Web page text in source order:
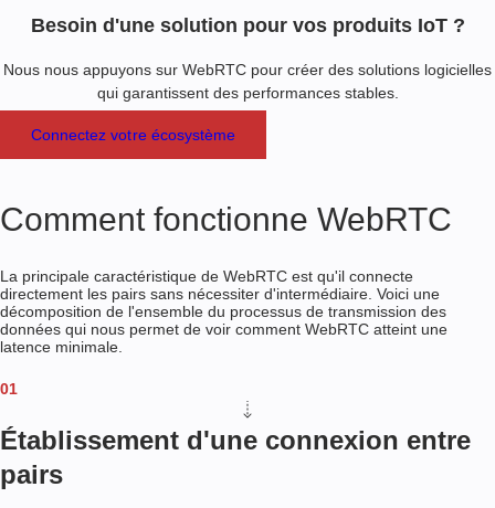
Besoin d'une solution pour vos produits IoT ?
Nous nous appuyons sur WebRTC pour créer des solutions logicielles
qui garantissent des performances stables.
Connectez votre écosystème
Comment fonctionne WebRTC
La principale caractéristique de WebRTC est qu'il connecte
directement les pairs sans nécessiter d'intermédiaire. Voici une
décomposition de l'ensemble du processus de transmission des
données qui nous permet de voir comment WebRTC atteint une
latence minimale.
01
Établissement d'une connexion entre
pairs